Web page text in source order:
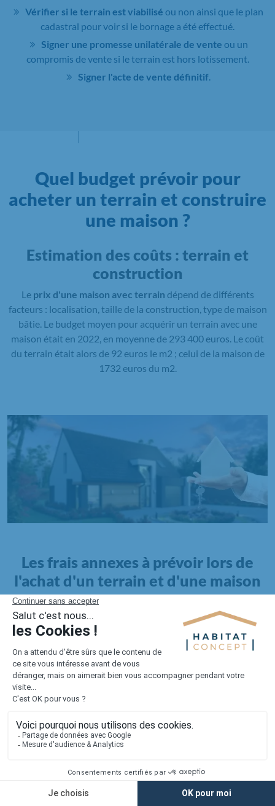
Vérifier si le terrain est viabilisé ou non ainsi que le plan
cadastral pour voir si le bornage a été effectué.
Signer une promesse unilatérale de vente ou un
compromis de vente si le terrain est hors lotissement.
Signer l'acte de vente définitif
Quel budget prévoir pour
acheter un terrain et construire
une maison ?
Estimation des coûts : terrain et
construction
Le prix d'une maison avec terrain dépend de différents
facteurs : localisation, taille de la construction, type de maison
bâtie. Le budget moyen pour acquérir un terrain avec une
maison était en 2022, en moyenne de 293 400 euros. Le coût
du terrain était alors de 92 euros le m2 ; celui de la maison de
1732 euros du m2.
Les frais annexes à prévoir lors de
l'achat d'un terrain et d'une maison
Il faut également intégrer à votre budget, les
pour la maison. Outre l'achat du terrain et la construction, il
faut prendre en compte la viabilisation si elle n'est pas
proposée par le constructeur. Les frais de raccordements et les
taxes éventuelles coûtent entre 5 000 et 15 000 euros selon la
localisation du terrain et son accès.
Quant auxfrais de notaire
Lorsque vous vous tournez vers une maison existante, il sera
nécessaire de faire des travaux de rénovation. Ceux-ci sont
souvent coûteux et doivent être ajoutés au prix de l'achat